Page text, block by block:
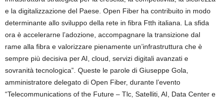
e la digitalizzazione del Paese. Open Fiber ha contribuito in modo
determinante allo sviluppo della rete in fibra Ftth italiana. La sfida
ora è accelerarne l’adozione, accompagnare la transizione dal
rame alla fibra e valorizzare pienamente un’infrastruttura che è
sempre più decisiva per AI, cloud, servizi digitali avanzati e
sovranità tecnologica”. Queste le parole di Giuseppe Gola,
amministratore delegato di Open Fiber, durante l’evento
“Telecommunications of the Future – Tlc, Satelliti, AI, Data Center e